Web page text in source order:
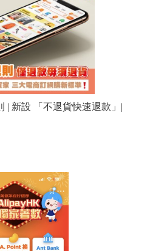
| 新設 「不退貨快速退款」|